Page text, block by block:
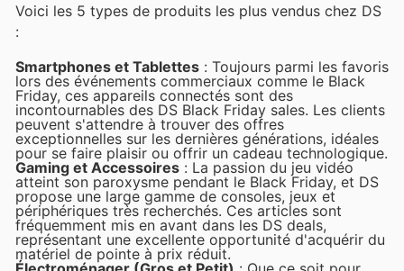
Voici les 5 types de produits les plus vendus chez DS
:
Smartphones et Tablettes : Toujours parmi les favoris
lors des événements commerciaux comme le Black
Friday, ces appareils connectés sont des
incontournables des DS Black Friday sales. Les clients
peuvent s'attendre à trouver des offres
exceptionnelles sur les dernières générations, idéales
pour se faire plaisir ou offrir un cadeau technologique.
Gaming et Accessoires : La passion du jeu vidéo
atteint son paroxysme pendant le Black Friday, et DS
propose une large gamme de consoles, jeux et
périphériques très recherchés. Ces articles sont
fréquemment mis en avant dans les DS deals,
représentant une excellente opportunité d'acquérir du
matériel de pointe à prix réduit.